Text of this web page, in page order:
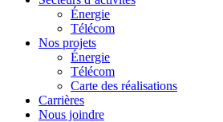
Énergie
Télécom
Nos projets
Énergie
Télécom
Carte des réalisations
Carrières
Nous joindre